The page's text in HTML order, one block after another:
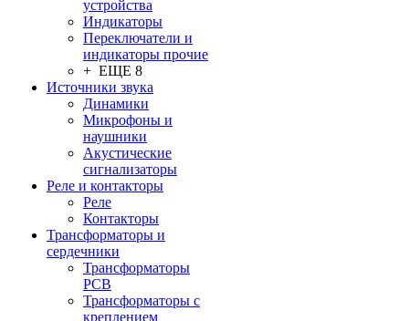
устройства
Индикаторы
Переключатели и
индикаторы прочие
+ ЕЩЕ 8
Источники звука
Динамики
Микрофоны и
наушники
Акустические
сигнализаторы
Реле и контакторы
Реле
Контакторы
Трансформаторы и
сердечники
Трансформаторы
PCB
Трансформаторы с
креплением